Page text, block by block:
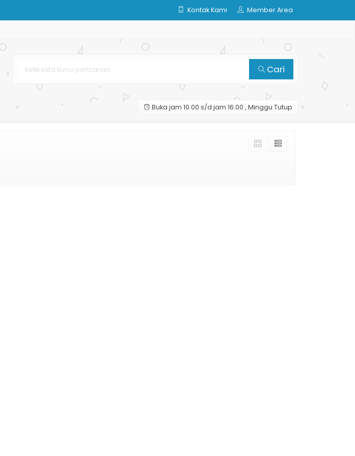
Kontak Kami Member Area
Cari
Buka jam 10.00 s/d jam 16.00 , Minggu Tutup